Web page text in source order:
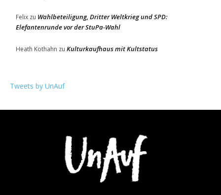
Felix zu Wahlbeteiligung, Dritter Weltkrieg und SPD:
Elefantenrunde vor der StuPa-Wahl
Heath Kothahn zu Kulturkaufhaus mit Kultstatus
Tweets by UnAuf